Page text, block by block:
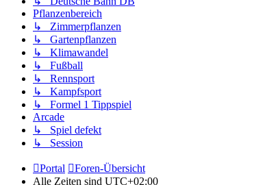
Pflanzenbereich
↳ Zimmerpflanzen
↳ Gartenpflanzen
↳ Klimawandel
↳ Fußball
↳ Rennsport
↳ Kampfsport
↳ Formel 1 Tippspiel
Arcade
↳ Spiel defekt
↳ Session
Portal
Foren-Übersicht
Alle Zeiten sind UTC+02:00